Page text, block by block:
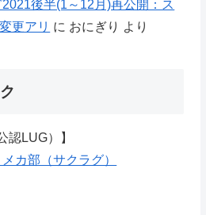
後半(1～12月)再公開：ス
更アリ に おにぎり より
認LUG）】
カ部（サクラグ）